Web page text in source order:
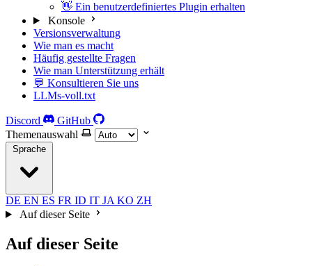
👋 Ein benutzerdefiniertes Plugin erhalten
Konsole
Versionsverwaltung
Wie man es macht
Häufig gestellte Fragen
Wie man Unterstützung erhält
💬 Konsultieren Sie uns
LLMs-voll.txt
Discord
GitHub
Themenauswahl
Sprache
DE EN ES FR ID IT JA KO ZH
Auf dieser Seite
Auf dieser Seite